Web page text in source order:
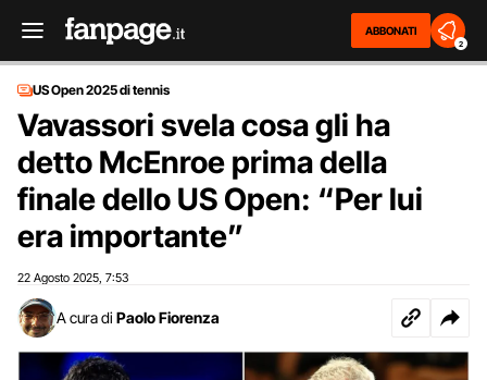
ABBONATI
2
US Open 2025 di tennis
Vavassori svela cosa gli ha
detto McEnroe prima della
finale dello US Open: “Per lui
era importante”
22 Agosto 2025 7:53
A cura di Paolo Fiorenza